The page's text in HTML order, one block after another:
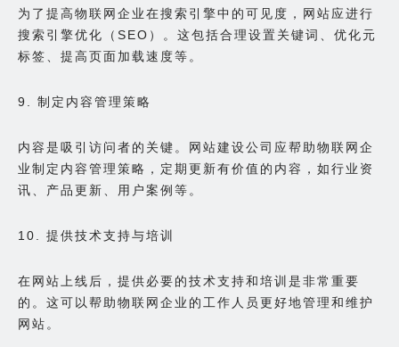
为了提高物联网企业在搜索引擎中的可见度，网站应进行
搜索引擎优化（SEO）。这包括合理设置关键词、优化元
标签、提高页面加载速度等。
9. 制定内容管理策略
内容是吸引访问者的关键。网站建设公司应帮助物联网企
业制定内容管理策略，定期更新有价值的内容，如行业资
讯、产品更新、用户案例等。
10. 提供技术支持与培训
在网站上线后，提供必要的技术支持和培训是非常重要
的。这可以帮助物联网企业的工作人员更好地管理和维护
网站。